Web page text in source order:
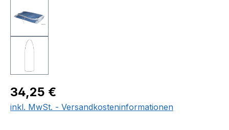
Regulärer Preis:
34,25 €
inkl. MwSt. - Versandkosteninformationen